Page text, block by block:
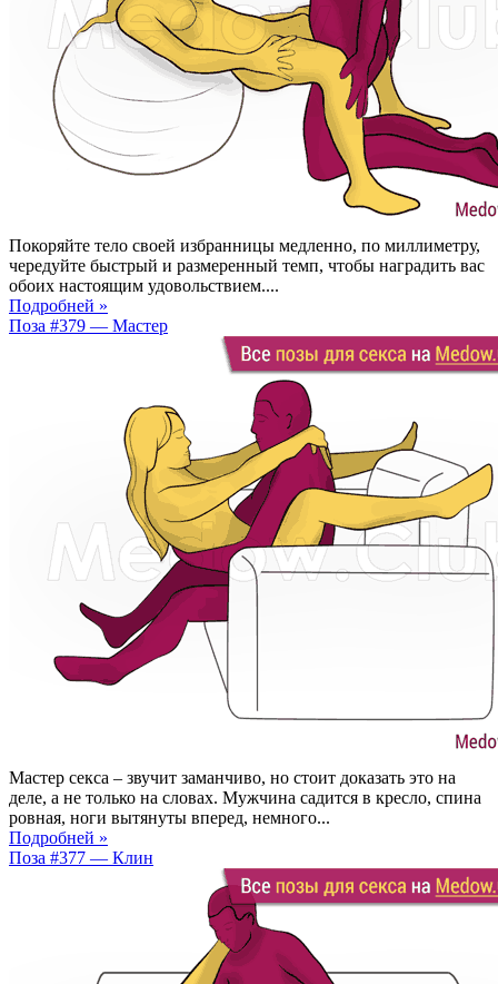
Покоряйте тело своей избранницы медленно, по миллиметру,
чередуйте быстрый и размеренный темп, чтобы наградить вас
обоих настоящим удовольствием....
Подробней »
Поза #379 — Мастер
Мастер секса – звучит заманчиво, но стоит доказать это на
деле, а не только на словах. Мужчина садится в кресло, спина
ровная, ноги вытянуты вперед, немного...
Подробней »
Поза #377 — Клин